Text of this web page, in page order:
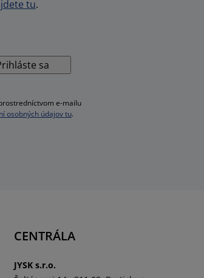
tu.
sa
e-mailu
osobných údajov tu.
CENTRÁLA
JYSK s.r.o.